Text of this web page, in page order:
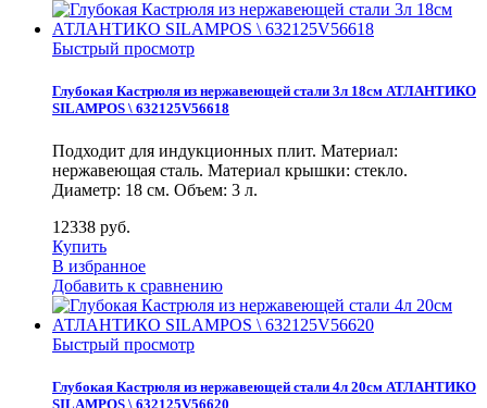
Быстрый просмотр
Глубокая Кастрюля из нержавеющей стали 3л 18см АТЛАНТИКО
SILAMPOS \ 632125V56618
Подходит для индукционных плит. Материал:
нержавеющая сталь. Материал крышки: стекло.
Диаметр: 18 см. Объем: 3 л.
12338 руб.
Купить
В избранное
Добавить к сравнению
Быстрый просмотр
Глубокая Кастрюля из нержавеющей стали 4л 20см АТЛАНТИКО
SILAMPOS \ 632125V56620